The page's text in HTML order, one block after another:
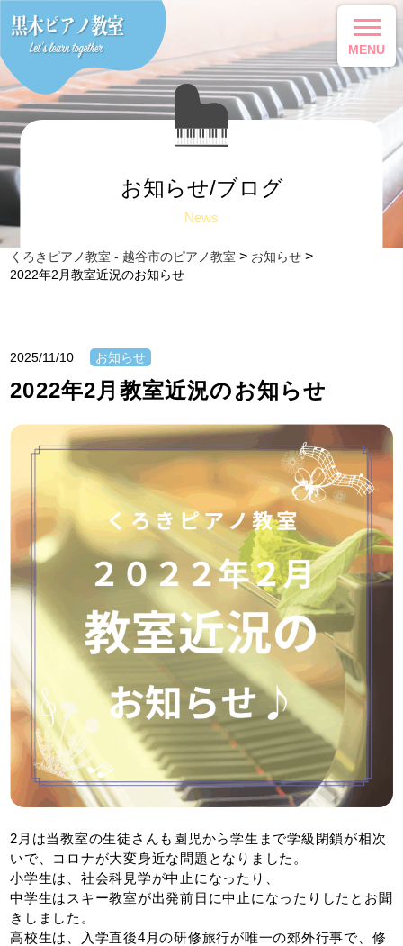
MENU
お知らせ/ブログ
News
くろきピアノ教室 - 越谷市のピアノ教室 > お知らせ >
2022年2月教室近況のお知らせ
2025/11/10 お知らせ
2022年2月教室近況のお知らせ
2月は当教室の生徒さんも園児から学生まで学級閉鎖が相次
いで、コロナが大変身近な問題となりました。
小学生は、社会科見学が中止になったり、
中学生はスキー教室が出発前日に中止になったりしたとお聞
きしました。
高校生は、入学直後4月の研修旅行が唯一の郊外行事で、修